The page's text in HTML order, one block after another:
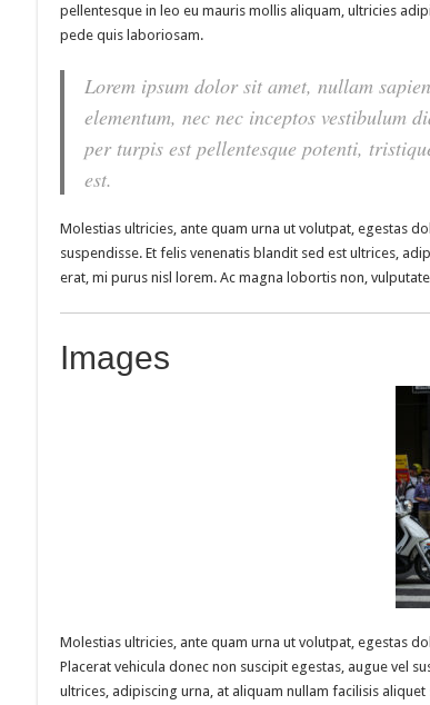
pellentesque in leo eu mauris mollis aliquam, ultricies
pede quis laboriosam.
Lorem ipsum dolor sit amet, nullam
elementum, nec nec inceptos vestibulum
per turpis est pellentesque potenti,
est.
Molestias ultricies, ante quam urna ut volutpat, egestas
suspendisse. Et felis venenatis blandit sed est ultrices,
erat, mi purus nisl lorem. Ac magna lobortis non,
Images
Molestias ultricies, ante quam urna ut volutpat, egestas
Placerat vehicula donec non suscipit egestas, augue vel
ultrices, adipiscing urna, at aliquam nullam facilisis